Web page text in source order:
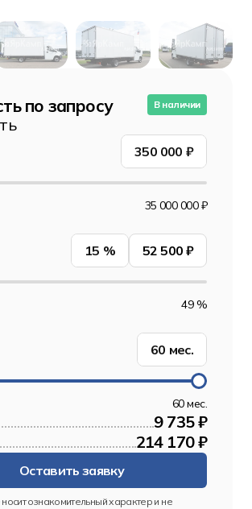
по запросу В наличии
350 000 ₽
35 000 000 ₽
15 % 52 500 ₽
49 %
60 мес.
60 мес.
9 735 ₽
214 170 ₽
Оставить заявку
ознакомительный характер и не